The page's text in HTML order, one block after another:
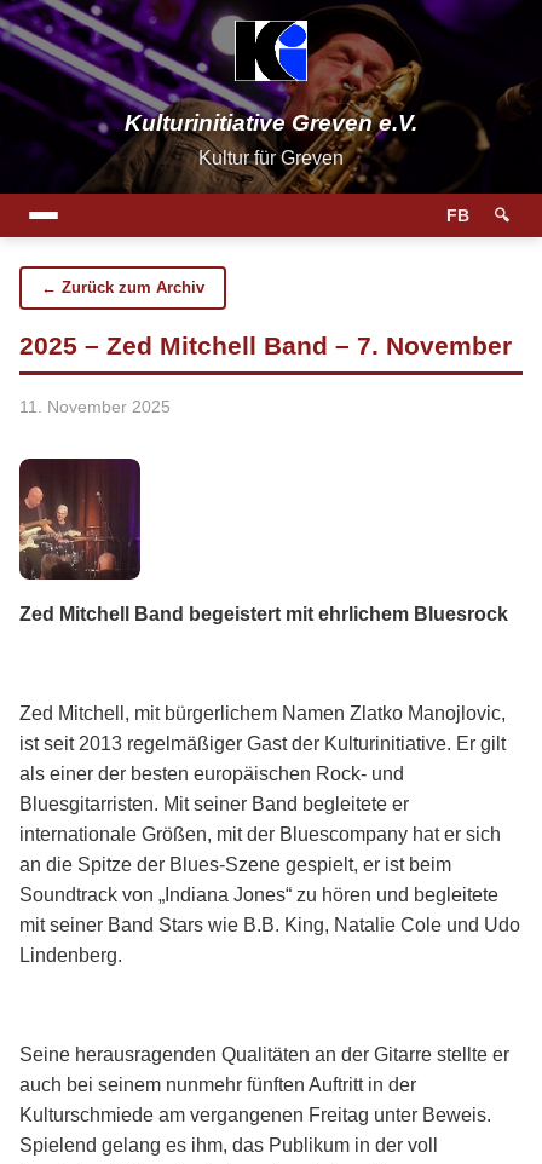
Kulturinitiative Greven e.V.
Kultur für Greven
FB 🔍
← Zurück zum Archiv
2025 – Zed Mitchell Band – 7. November
11. November 2025
Zed Mitchell Band begeistert mit ehrlichem Bluesrock
Zed Mitchell, mit bürgerlichem Namen Zlatko Manojlovic,
ist seit 2013 regelmäßiger Gast der Kulturinitiative. Er gilt
als einer der besten europäischen Rock- und
Bluesgitarristen. Mit seiner Band begleitete er
internationale Größen, mit der Bluescompany hat er sich
an die Spitze der Blues-Szene gespielt, er ist beim
Soundtrack von „Indiana Jones“ zu hören und begleitete
mit seiner Band Stars wie B.B. King, Natalie Cole und Udo
Lindenberg.
Seine herausragenden Qualitäten an der Gitarre stellte er
auch bei seinem nunmehr fünften Auftritt in der
Kulturschmiede am vergangenen Freitag unter Beweis.
Spielend gelang es ihm, das Publikum in der voll